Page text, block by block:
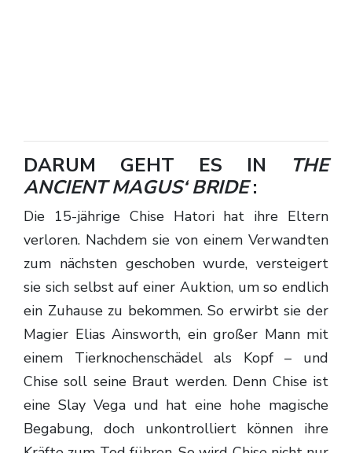
DARUM GEHT ES IN THE
ANCIENT MAGUS‘ BRIDE:
Die 15-jährige Chise Hatori hat ihre Eltern
verloren. Nachdem sie von einem Verwandten
zum nächsten geschoben wurde, versteigert
sie sich selbst auf einer Auktion, um so endlich
ein Zuhause zu bekommen. So erwirbt sie der
Magier Elias Ainsworth, ein großer Mann mit
einem Tierknochenschädel als Kopf – und
Chise soll seine Braut werden. Denn Chise ist
eine Slay Vega und hat eine hohe magische
Begabung, doch unkontrolliert können ihre